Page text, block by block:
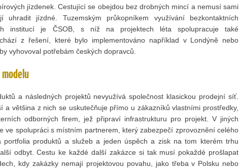
jízdenek. Cestující se obejdou bez drobných mincí a nemusí sami
jízdné. Tuzemským průkopníkem využívání bezkontaktních
institucí je ČSOB, s níž na projektech léta spolupracuje také
z řešení, které bylo implementováno například v Londýně nebo
vyhovoval potřebám českých dopravců.
a následných projektů nevyužívá společnost klasickou prodejní síť.
a většina z nich se uskutečňuje přímo u zákazníků vlastními prostředky,
odborných firem, jež připraví infrastrukturu pro projekt. V jiných
ve spolupráci s místním partnerem, který zabezpečí zprovoznění celého
portfolia produktů a služeb a jeden úspěch a zisk na tom kterém trhu
odbyt. Cestu ke každé další zakázce si tak musí pokaždé prošlapat
kdy zakázky nemají projektovou povahu, jako třeba v Polsku nebo